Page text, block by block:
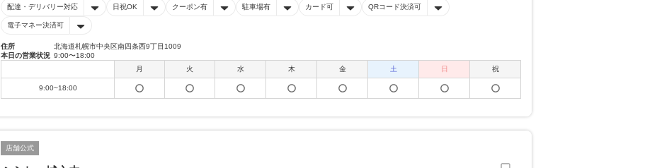
配達・デリバリー対応 日祝OK クーポン有 駐車場有 カード可 QRコード決済可
電子マネー決済可
住所
北海道札幌市中央区南四条西9丁目1009
本日の営業状況 9:00〜18:00
月
火 水 木 金 土 日 祝
9:00~18:00
店舗公式